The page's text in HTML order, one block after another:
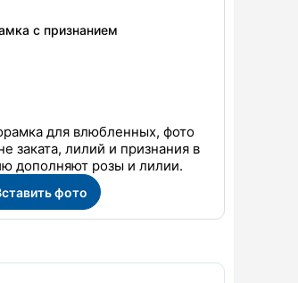
для влюбленных, фото
заката, лилий и признания в
дополняют розы и лилии.
фото